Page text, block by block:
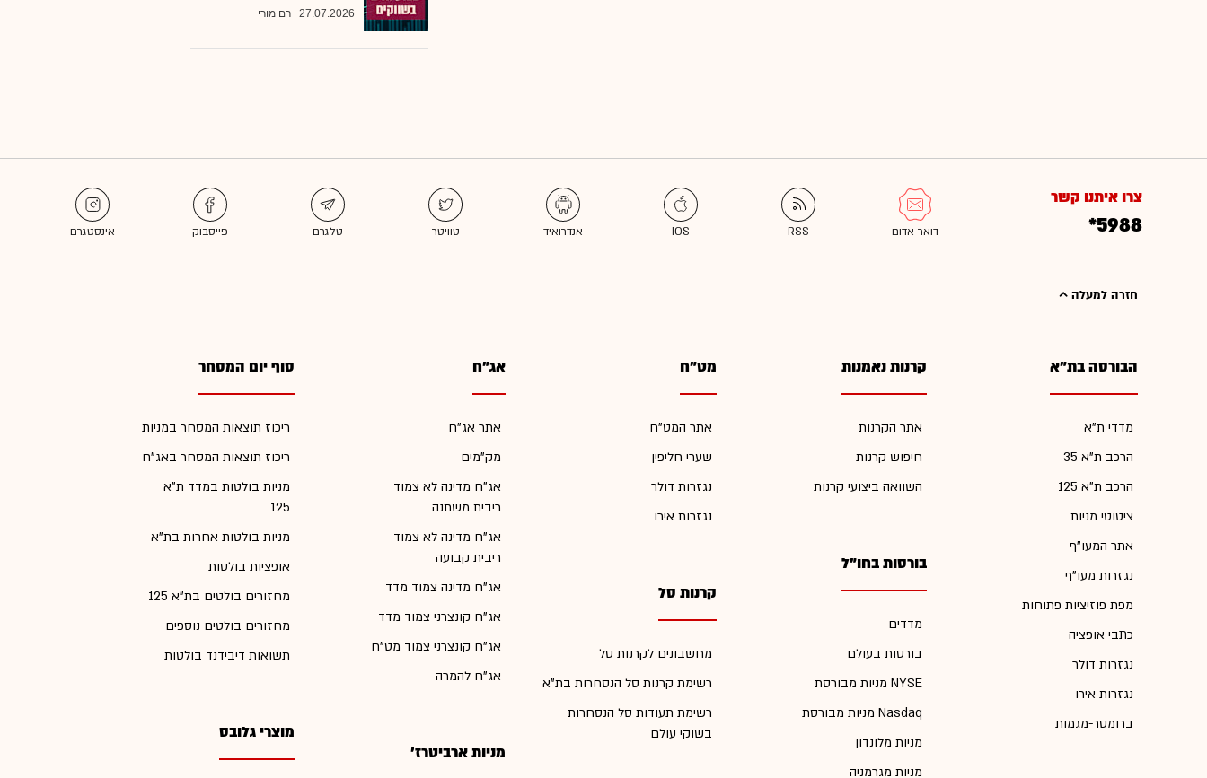
27.07.2026 רם מורי
צרו איתנו קשר
*5988
חזרה למעלה
הבורסה בת"א
מדדי ת"א
הרכב ת"א 35
הרכב ת"א 125
ציטוטי מניות
אתר המעו"ף
נגזרות מעו"ף
מפת פוזיציות פתוחות
כתבי אופציה
נגזרות דולר
נגזרות אירו
ברומטר-מגמות
קרנות נאמנות
אתר הקרנות
חיפוש קרנות
השוואה ביצועי קרנות
בורסות בחו"ל
מדדים
בורסות בעולם
מניות מבורסת NYSE
מניות מבורסת Nasdaq
מניות מלונדון
מניות מגרמניה
מט"ח
אתר המט"ח
שערי חליפין
נגזרות דולר
נגזרות אירו
קרנות סל
מחשבונים לקרנות סל
רשימת קרנות סל הנסחרות בת"א
רשימת תעודות סל הנסחרות
בשוקי עולם
אג"ח
אתר אג"ח
מק"מים
אג"ח מדינה לא צמוד
ריבית משתנה
אג"ח מדינה לא צמוד
ריבית קבועה
אג"ח מדינה צמוד מדד
אג"ח קונצרני צמוד מדד
אג"ח קונצרני צמוד מט"ח
אג"ח להמרה
מניות ארביטרז'
סוף יום המסחר
ריכוז תוצאות המסחר במניות
ריכוז תוצאות המסחר באג"ח
מניות בולטות במדד ת"א
125
מניות בולטות אחרות בת"א
אופציות בולטות
מחזורים בולטים בת"א 125
מחזורים בולטים נוספים
תשואות דיבידנד בולטות
מוצרי גלובס